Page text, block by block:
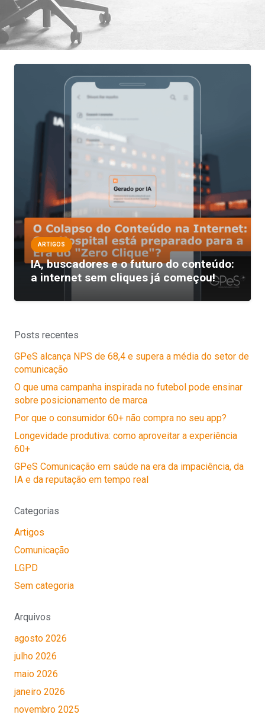
ARTIGOS
IA, buscadores e o futuro do conteúdo:
a internet sem cliques já começou!
Posts recentes
GPeS alcança NPS de 68,4 e supera a média do setor de
comunicação
O que uma campanha inspirada no futebol pode ensinar
sobre posicionamento de marca
Por que o consumidor 60+ não compra no seu app?
Longevidade produtiva: como aproveitar a experiência
60+
GPeS Comunicação em saúde na era da impaciência, da
IA e da reputação em tempo real
Categorias
Artigos
Comunicação
LGPD
Sem categoria
Arquivos
agosto 2026
julho 2026
maio 2026
janeiro 2026
novembro 2025